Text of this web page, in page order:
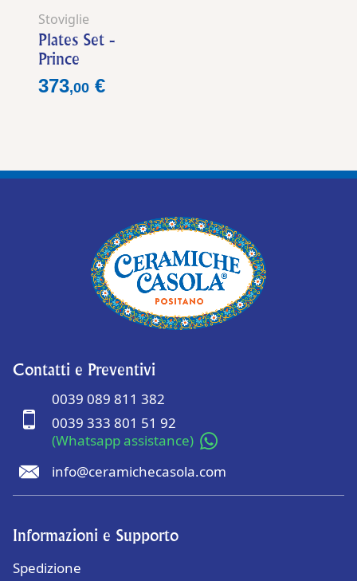
Stoviglie
Plates Set -
Prince
Prezzo
373,00 €
Contatti e Preventivi
0039 089 811 382
0039 333 801 51 92
(Whatsapp assistance)
info@ceramichecasola.com
Informazioni e Supporto
Spedizione